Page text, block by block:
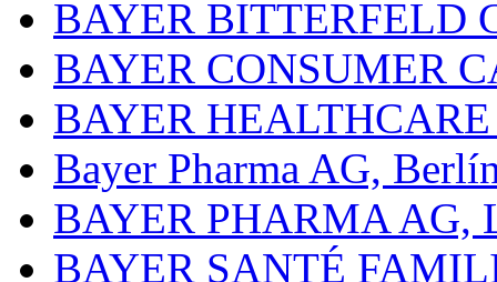
BAYER BITTERFELD
BAYER CONSUMER
BAYER
Bayer Pharma AG,
BAYER PHARMA AG,
BAYER SANTÉ